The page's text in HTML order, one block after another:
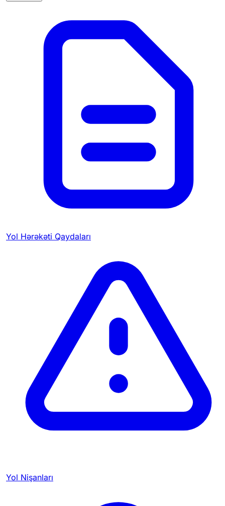
Yol Hərəkəti Qaydaları
Yol Nişanları